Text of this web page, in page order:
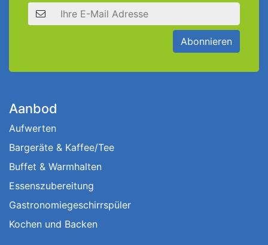
E-Mail Adresse
Abonnieren
Aanbod
Aufwerten
Bargeräte & Kaffee/Tee
Buffet & Warmhalten
Essenszubereitung
Gastronomiegeschirrspüler
Kochen und Backen